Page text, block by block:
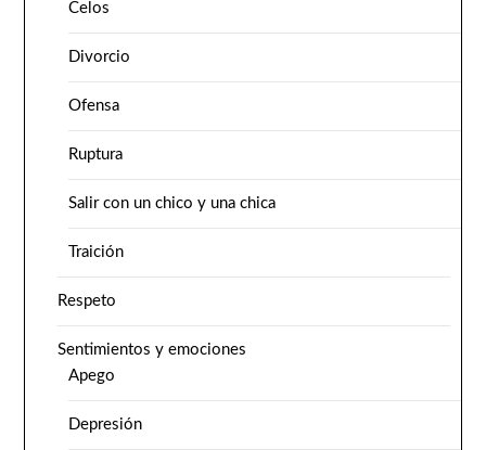
Celos
Divorcio
Ofensa
Ruptura
Salir con un chico y una chica
Traición
Respeto
Sentimientos y emociones
Apego
Depresión